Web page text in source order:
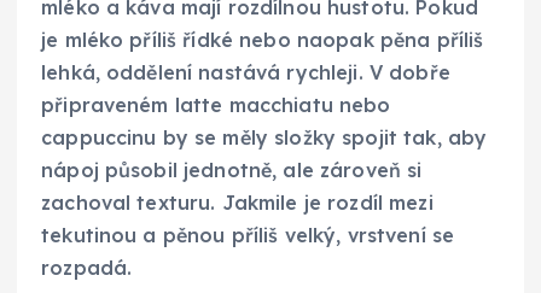
mléko a káva mají rozdílnou hustotu. Pokud
je mléko příliš řídké nebo naopak pěna příliš
lehká, oddělení nastává rychleji. V dobře
připraveném latte macchiatu nebo
cappuccinu by se měly složky spojit tak, aby
nápoj působil jednotně, ale zároveň si
zachoval texturu. Jakmile je rozdíl mezi
tekutinou a pěnou příliš velký, vrstvení se
rozpadá.